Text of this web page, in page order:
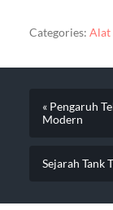
Categories: Alat
« Pengaruh
Modern
Sejarah Tank